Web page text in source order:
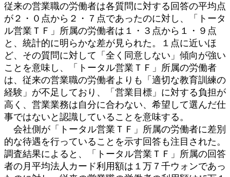
従来の営業職の労働者は各質問に対する回答の平均点
が２・０点から２・７点であったのに対し、「トータ
ル営業ＴＦ」所属の労働者は１・３点から１・９点
と、統計的に明らかな差が見られた。１点に近いほ
ど、その質問に対して「全く同意しない」傾向が強い
ことを意味し、「トータル営業ＴＦ」所属の労働者
は、従来の営業職の労働者よりも「適切な教育訓練の
経験」が不足しており、「営業目標」に対する負担が
高く、営業業務は自分に合わない、希望して選んだ仕
事ではないと認識していることを意味する。
会社側が「トータル営業ＴＦ」所属の労働者に差別
的な待遇を行っていることを示す回答も注目された。
調査結果によると、「トータル営業ＴＦ」所属の回答
者の月平均法人カード利用額は１万７千ウォンであっ